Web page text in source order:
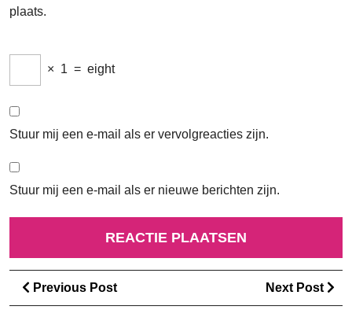
plaats.
× 1 = eight
Stuur mij een e-mail als er vervolgreacties zijn.
Stuur mij een e-mail als er nieuwe berichten zijn.
Berichtnavigatie
Previous PostPrevious
Post
Next Post